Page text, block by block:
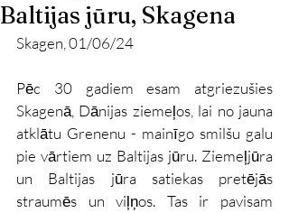
Baltijas jūru, Skagena
Skagen, 01/06/24
Pēc 30 gadiem esam atgriezušies
Skagenā, Dānijas ziemeļos, lai no jauna
atklātu Grenenu - mainīgo smilšu galu
pie vārtiem uz Baltijas jūru. Ziemeļjūra
un Baltijas jūra satiekas pretējās
straumēs un viļņos. Tas ir pavisam